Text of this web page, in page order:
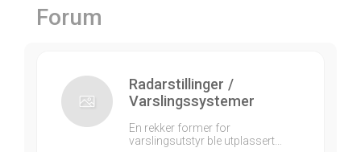
Forum
Radarstillinger /
Varslingssystemer
En rekker former for
varslingsutstyr ble utplassert…